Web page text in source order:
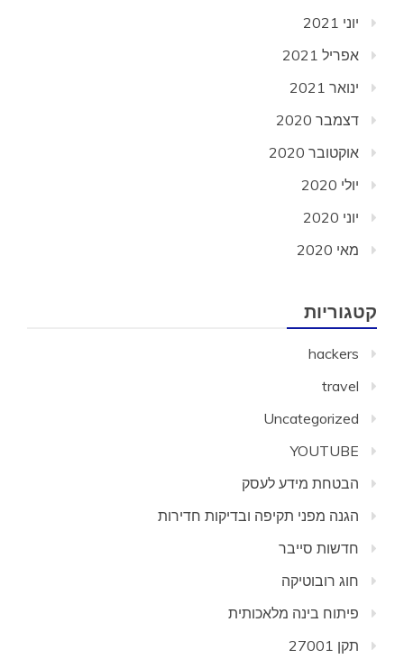
יוני 2021
אפריל 2021
ינואר 2021
דצמבר 2020
אוקטובר 2020
יולי 2020
יוני 2020
מאי 2020
קטגוריות
hackers
travel
Uncategorized
YOUTUBE
הבטחת מידע לעסק
הגנה מפני תקיפה ובדיקות חדירות
חדשות סייבר
חוג רובוטיקה
פיתוח בינה מלאכותית
תקן 27001